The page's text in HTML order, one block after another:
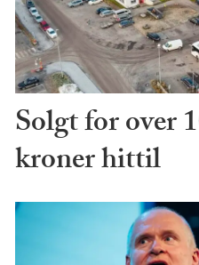
Solgt for over
kroner hittil